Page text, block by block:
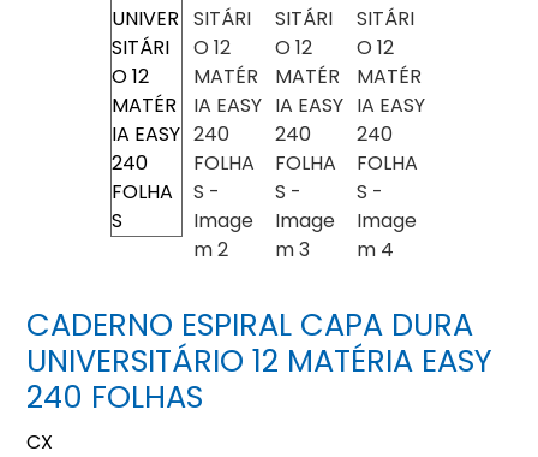
CADERNO ESPIRAL CAPA DURA
UNIVERSITÁRIO 12 MATÉRIA EASY
240 FOLHAS
CX